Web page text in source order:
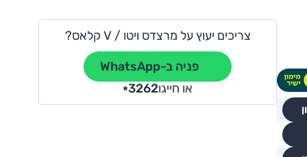
צריכים יעוץ על מרצדס ויטו / V קלאס?
פניה ב-WhatsApp
או חייגו
*3262